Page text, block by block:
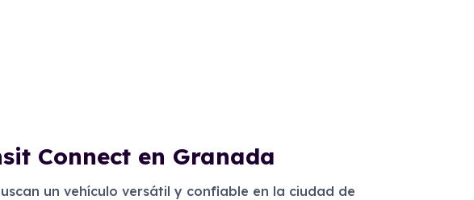
Connect en Granada
un vehículo versátil y confiable en la ciudad de